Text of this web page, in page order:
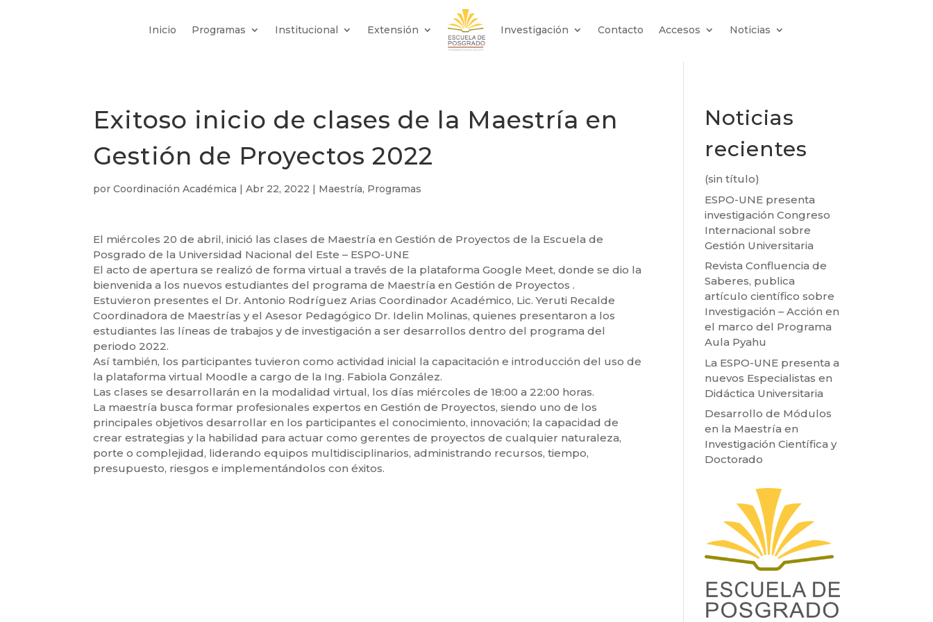
Inicio Programas Institucional Extensión Investigación Contacto Accesos Noticias
Exitoso inicio de clases de la Maestría en
Gestión de Proyectos 2022
porCoordinación Académica |Abr 22, 2022 | Maestría, Programas
El miércoles 20 de abril, inició las clases de Maestría en Gestión de Proyectos de la Escuela de
Posgrado de la Universidad Nacional del Este – ESPO-UNE
El acto de apertura se realizó de forma virtual a través de la plataforma Google Meet, donde se dio la
bienvenida a los nuevos estudiantes del programa de Maestría en Gestión de Proyectos .
Estuvieron presentes el Dr. Antonio Rodríguez Arias Coordinador Académico, Lic. Yeruti Recalde
Coordinadora de Maestrías y el Asesor Pedagógico Dr. Idelin Molinas, quienes presentaron a los
estudiantes las líneas de trabajos y de investigación a ser desarrollos dentro del programa del
periodo 2022.
Así también, los participantes tuvieron como actividad inicial la capacitación e introducción del uso de
la plataforma virtual Moodle a cargo de la Ing. Fabiola González.
Las clases se desarrollarán en la modalidad virtual, los días miércoles de 18:00 a 22:00 horas.
La maestría busca formar profesionales expertos en Gestión de Proyectos, siendo uno de los
principales objetivos desarrollar en los participantes el conocimiento, innovación; la capacidad de
crear estrategias y la habilidad para actuar como gerentes de proyectos de cualquier naturaleza,
porte o complejidad, liderando equipos multidisciplinarios, administrando recursos, tiempo,
presupuesto, riesgos e implementándolos con éxitos.
Noticias
recientes
(sin título)
ESPO-UNE presenta
investigación Congreso
Internacional sobre
Gestión Universitaria
Revista Confluencia de
Saberes, publica
artículo científico sobre
Investigación – Acción en
el marco del Programa
Aula Pyahu
La ESPO-UNE presenta a
nuevos Especialistas en
Didáctica Universitaria
Desarrollo de Módulos
en la Maestría en
Investigación Científica y
Doctorado